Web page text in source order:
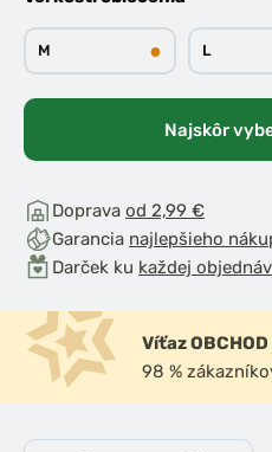
M ● L
Najskôr
Doprava od 2,99 €
Garancia najlepšieho
Darček ku každej
Víťaz
98 %